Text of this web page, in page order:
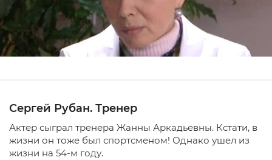
Сергей Рубан. Тренер
Актер сыграл тренера Жанны Аркадьевны. Кстати, в
жизни он тоже был спортсменом! Однако ушел из
жизни на 54-м году.